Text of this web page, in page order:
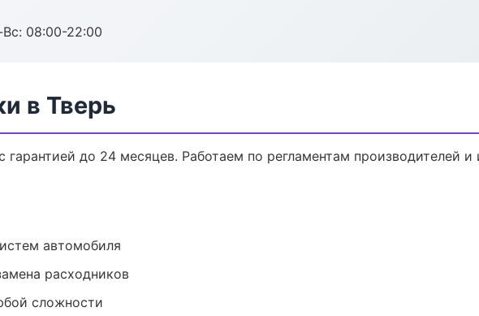
08:00-22:00
в Тверь
до 24 месяцев. Работаем по регламентам производителей
автомобиля
расходников
сложности